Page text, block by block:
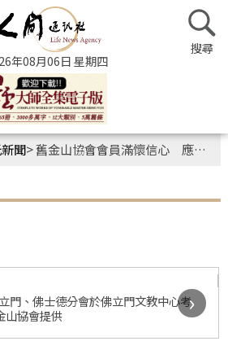
年08月06日 星期四
聞>舊金山協會會員滿懷信心 應考北美洲佛學會考
門、佛士德分會於佛立門文教中心考
山協會提供
›